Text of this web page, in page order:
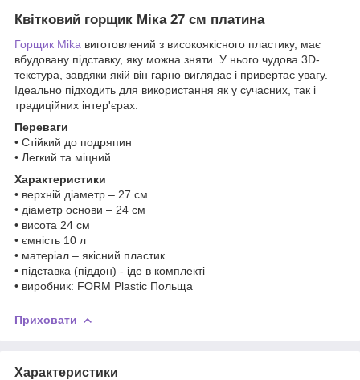
Квітковий горщик Міка 27 см платина
Горщик Mika виготовлений з високоякісного пластику, має
вбудовану підставку, яку можна зняти. У нього чудова 3D-
текстура, завдяки якій він гарно виглядає і привертає увагу.
Ідеально підходить для використання як у сучасних, так і
традиційних інтер'єрах.
Переваги
• Стійкий до подряпин
• Легкий та міцний
Характеристики
• верхній діаметр – 27 см
• діаметр основи – 24 см
• висота 24 см
• ємність 10 л
• матеріал – якісний пластик
• підставка (піддон) - іде в комплекті
• виробник: FORM Plastic Польща
Приховати
Характеристики